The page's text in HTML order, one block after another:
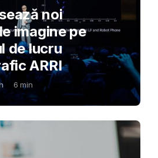
noi
imagine pe
de lucru
ARRI
6 min